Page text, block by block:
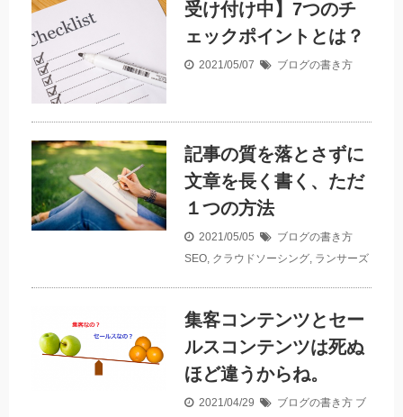
受け付け中】7つのチ
ェックポイントとは？
2021/05/07 ブログの書き方
記事の質を落とさずに
文章を長く書く、ただ
１つの方法
2021/05/05
ブログの書き方
SEO, クラウドソーシング, ランサーズ
集客コンテンツとセー
ルスコンテンツは死ぬ
ほど違うからね。
2021/04/29 ブログの書き方 ブ